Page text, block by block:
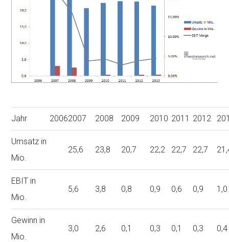
Jahr 20062007 2008 2009 2010 2011 2012
Umsatz in
Mio.
25,6 23,8 20,7 22,2 22,7 22,7
EBIT in
Mio.
5,6 3,8 0,8 0,9 0,6 0,9 1,0
Gewinn in
Mio.
3,0 2,6 0,1 0,3 0,1 0,3 0,4